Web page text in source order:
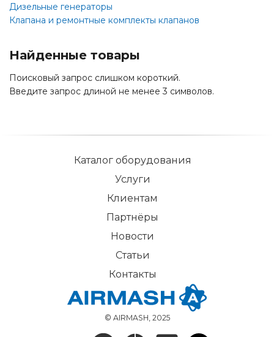
Дизельные генераторы
Клапана и ремонтные комплекты клапанов
Найденные товары
Поисковый запрос слишком короткий.
Введите запрос длиной не менее 3 символов.
© AIRMASH, 2025
Каталог оборудования
Услуги
Клиентам
Партнёры
Новости
Статьи
Контакты